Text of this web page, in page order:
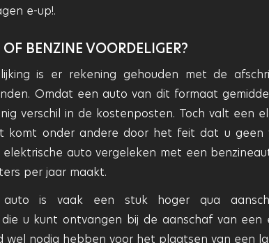
e-up!.
BENZINE VOORDELIGER?
is er rekening gehouden met de
Omdat een auto van dit formaat
verschil in de kostenposten. Toch valt een
komt onder andere door het feit dat u
auto vergeleken met een
per jaar maakt.
auto is vaak een stuk hoger qua
u kunt ontvangen bij de aanschaf van een
wel nodig hebben voor het plaatsen van een